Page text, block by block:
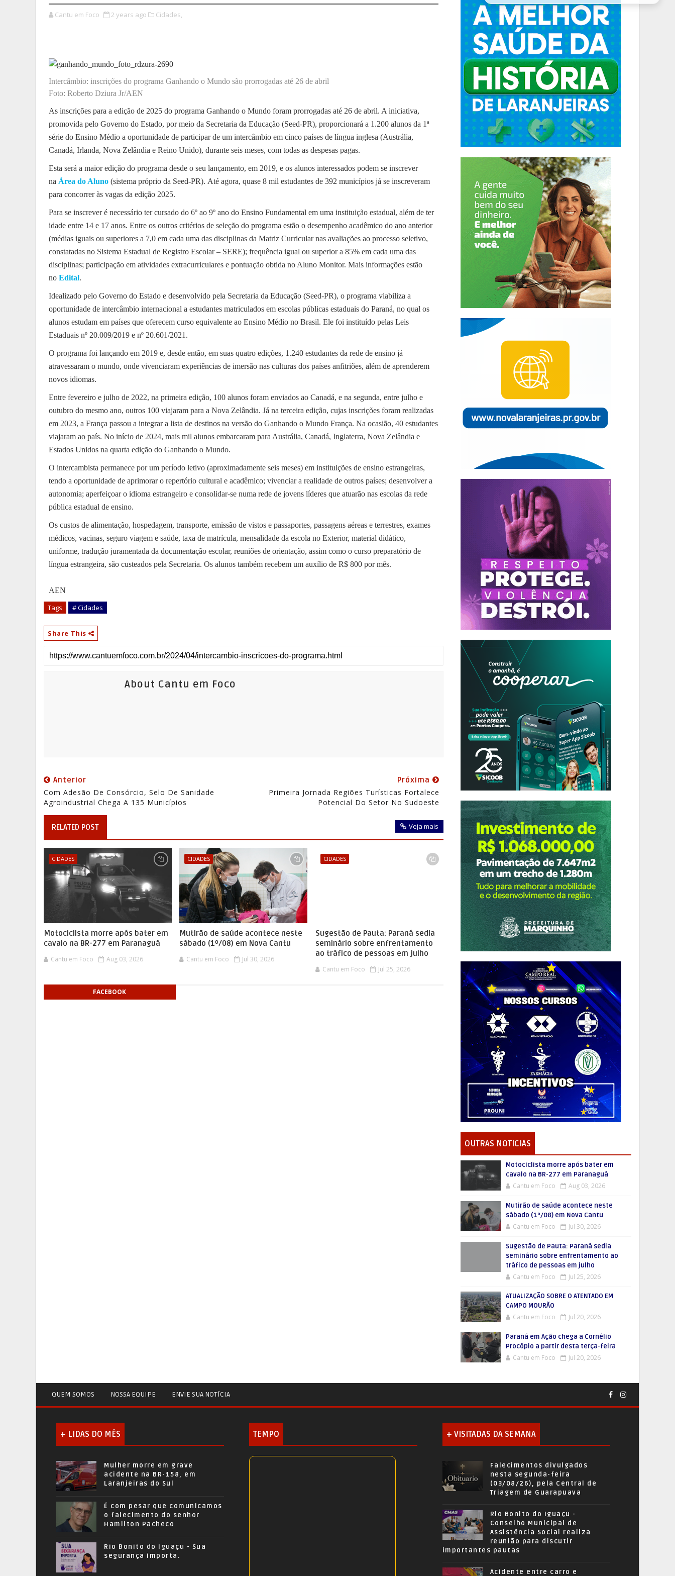
Cantu em Foco 2 years ago Cidades,
Intercâmbio: inscrições do programa Ganhando o Mundo são prorrogadas até 26 de abril
Foto: Roberto Dziura Jr/AEN
As inscrições para a edição de 2025 do programa Ganhando o Mundo foram prorrogadas até 26 de abril. A iniciativa,
promovida pelo Governo do Estado, por meio da Secretaria da Educação (Seed-PR), proporcionará a 1.200 alunos da 1ª
série do Ensino Médio a oportunidade de participar de um intercâmbio em cinco países de língua inglesa (Austrália,
Canadá, Irlanda, Nova Zelândia e Reino Unido), durante seis meses, com todas as despesas pagas.
Esta será a maior edição do programa desde o seu lançamento, em 2019, e os alunos interessados podem se inscrever
na Área do Aluno (sistema próprio da Seed-PR). Até agora, quase 8 mil estudantes de 392 municípios já se inscreveram
para concorrer às vagas da edição 2025.
Para se inscrever é necessário ter cursado do 6º ao 9º ano do Ensino Fundamental em uma instituição estadual, além de ter
idade entre 14 e 17 anos. Entre os outros critérios de seleção do programa estão o desempenho acadêmico do ano anterior
(médias iguais ou superiores a 7,0 em cada uma das disciplinas da Matriz Curricular nas avaliações ao processo seletivo,
constatadas no Sistema Estadual de Registro Escolar – SERE); frequência igual ou superior a 85% em cada uma das
disciplinas; participação em atividades extracurriculares e pontuação obtida no Aluno Monitor. Mais informações estão
no Edital.
Idealizado pelo Governo do Estado e desenvolvido pela Secretaria da Educação (Seed-PR), o programa viabiliza a
oportunidade de intercâmbio internacional a estudantes matriculados em escolas públicas estaduais do Paraná, no qual os
alunos estudam em países que oferecem curso equivalente ao Ensino Médio no Brasil. Ele foi instituído pelas Leis
Estaduais nº 20.009/2019 e nº 20.601/2021.
O programa foi lançando em 2019 e, desde então, em suas quatro edições, 1.240 estudantes da rede de ensino já
atravessaram o mundo, onde vivenciaram experiências de imersão nas culturas dos países anfitriões, além de aprenderem
novos idiomas.
Entre fevereiro e julho de 2022, na primeira edição, 100 alunos foram enviados ao Canadá, e na segunda, entre julho e
outubro do mesmo ano, outros 100 viajaram para a Nova Zelândia. Já na terceira edição, cujas inscrições foram realizadas
em 2023, a França passou a integrar a lista de destinos na versão do Ganhando o Mundo França. Na ocasião, 40 estudantes
viajaram ao país. No início de 2024, mais mil alunos embarcaram para Austrália, Canadá, Inglaterra, Nova Zelândia e
Estados Unidos na quarta edição do Ganhando o Mundo.
O intercambista permanece por um período letivo (aproximadamente seis meses) em instituições de ensino estrangeiras,
tendo a oportunidade de aprimorar o repertório cultural e acadêmico; vivenciar a realidade de outros países; desenvolver a
autonomia; aperfeiçoar o idioma estrangeiro e consolidar-se numa rede de jovens líderes que atuarão nas escolas da rede
pública estadual de ensino.
Os custos de alimentação, hospedagem, transporte, emissão de vistos e passaportes, passagens aéreas e terrestres, exames
médicos, vacinas, seguro viagem e saúde, taxa de matrícula, mensalidade da escola no Exterior, material didático,
uniforme, tradução juramentada da documentação escolar, reuniões de orientação, assim como o curso preparatório de
língua estrangeira, são custeados pela Secretaria. Os alunos também recebem um auxílio de R$ 800 por mês.
AEN
Tags # Cidades
Share This
About Cantu em Foco
Anterior
Com Adesão De Consórcio, Selo De Sanidade
Agroindustrial Chega A 135 Municípios
Próxima
Primeira Jornada Regiões Turísticas Fortalece
Potencial Do Setor No Sudoeste
RELATED POST Veja mais
CIDADES
Motociclista morre após bater em
cavalo na BR-277 em Paranaguá
Cantu em Foco Aug 03, 2026
CIDADES
Mutirão de saúde acontece neste
sábado (1º/08) em Nova Cantu
Cantu em Foco Jul 30, 2026
CIDADES
Sugestão de Pauta: Paraná sedia
seminário sobre enfrentamento
ao tráfico de pessoas em julho
Cantu em Foco Jul 25, 2026
FACEBOOK
OUTRAS NOTICIAS
Motociclista morre após bater em
cavalo na BR-277 em Paranaguá
Cantu em Foco Aug 03, 2026
Mutirão de saúde acontece neste
sábado (1º/08) em Nova Cantu
Cantu em Foco Jul 30, 2026
Sugestão de Pauta: Paraná sedia
seminário sobre enfrentamento ao
tráfico de pessoas em julho
Cantu em Foco Jul 25, 2026
ATUALIZAÇÃO SOBRE O ATENTADO EM
CAMPO MOURÃO
Cantu em Foco Jul 20, 2026
Paraná em Ação chega a Cornélio
Procópio a partir desta terça-feira
Cantu em Foco Jul 20, 2026
QUEM SOMOS NOSSA EQUIPE ENVIE SUA NOTÍCIA
+ LIDAS DO MÊS
Mulher morre em grave
acidente na BR-158, em
Laranjeiras do Sul
É com pesar que comunicamos
o falecimento do senhor
Hamilton Pacheco
Rio Bonito do Iguaçu - Sua
segurança importa.
TEMPO + VISITADAS DA SEMANA
Falecimentos divulgados
nesta segunda-feira
(03/08/26), pela Central de
Triagem de Guarapuava
Rio Bonito do Iguaçu -
Conselho Municipal de
Assistência Social realiza
reunião para discutir
importantes pautas
Acidente entre carro e